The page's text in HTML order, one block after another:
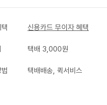
신용카드 무이자 혜택
택배 3,000원
택배배송, 퀵서비스